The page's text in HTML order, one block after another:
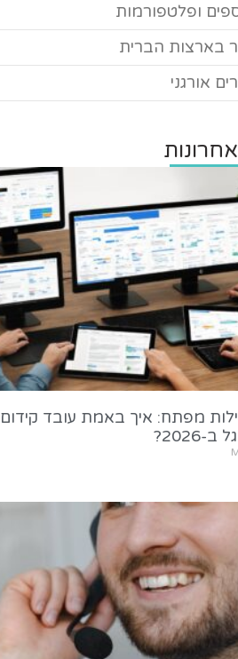
ופלטפורמות
בארצות הברית
אורגני
מפתח: איך באמת עובד קידום
2026?